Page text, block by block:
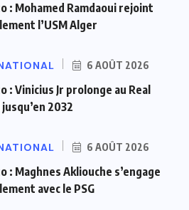
: Mohamed Ramdaoui rejoint
l’USM Alger
6 AOÛT 2026
: Vinicius Jr prolonge au Real
2032
6 AOÛT 2026
: Maghnes Akliouche s’engage
avec le PSG